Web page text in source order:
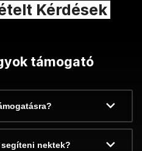
Kérdések
támogató
nektek?